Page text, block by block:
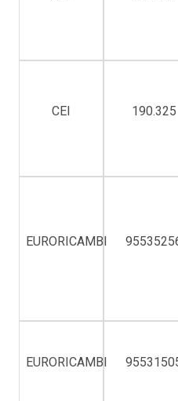
CEI 190.325
EURORICAMBI
EURORICAMBI